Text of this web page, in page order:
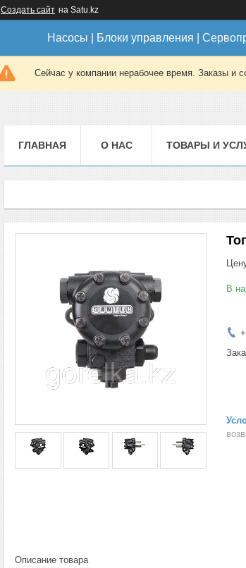
Создать сайт на Satu.kz
Насосы | Блоки управления |
Сейчас у компании нерабочее время. Заказы и
ГЛАВНАЯ О НАС ТОВАРЫ И
В
Описание товара